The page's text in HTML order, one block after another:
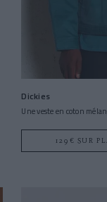
Dickies
Une veste en coton
129€ SUR